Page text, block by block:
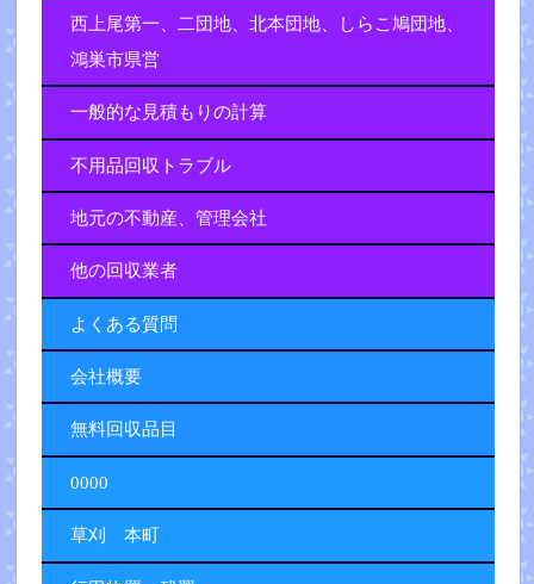
西上尾第一、二団地、北本団地、しらこ鳩団地、
鴻巣市県営
一般的な見積もりの計算
不用品回収トラブル
地元の不動産、管理会社
他の回収業者
よくある質問
会社概要
無料回収品目
0000
草刈 本町